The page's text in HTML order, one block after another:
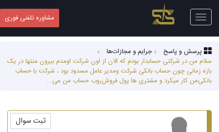
Toggle
navigation
مشاوره تلفنی فوری
پرسش و پاسخ
جرایم و مجازات‌ها
سلام‌ من در شرکتی حسابدار بودم که الان از اون شرکت اومدم بیرون منتها در یک
بازه زمانی چون حساب بانکی شرکت و‌مدیر عامل مسدود بود ، شرکت با حساب
بانکی‌من کار میکرد و مشتری ها پول فروش‌رو‌ب حساب من می...
ثبت سوال